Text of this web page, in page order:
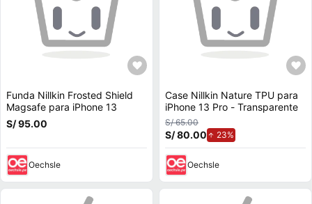
Funda Nillkin Frosted Shield
Magsafe para iPhone 13
S/ 95.00
Oechsle
Case Nillkin Nature TPU para
iPhone 13 Pro - Transparente
S/ 65.00
S/ 80.00 23%
Oechsle